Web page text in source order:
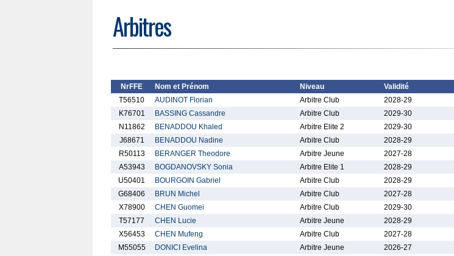
Arbitres
NrFFE Nom et Prénom Niveau Validité
T56510
AUDINOT Florian Arbitre Club 2028-29
K76701
BASSING Cassandre Arbitre Club 2029-30
N11862
BENADDOU Khaled Arbitre Elite 2 2029-30
J68671
BENADDOU Nadine Arbitre Club 2028-29
R50113
BERANGER Theodore Arbitre Jeune 2027-28
A53943
BOGDANOVSKY Sonia Arbitre Elite 1 2028-29
U50401
BOURGOIN Gabriel Arbitre Club 2028-29
G68406
BRUN Michel Arbitre Club 2027-28
X78900
CHEN Guomei Arbitre Club 2029-30
T57177
CHEN Lucie Arbitre Jeune 2028-29
X56453
CHEN Mufeng Arbitre Club 2027-28
M55055
DONICI Evelina Arbitre Jeune 2026-27